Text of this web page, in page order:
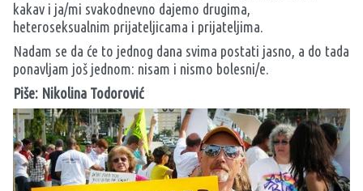
kakav i ja/mi svakodnevno dajemo drugima,
heteroseksualnim prijateljicama i prijateljima.
Nadam se da će to jednog dana svima postati jasno, a do tada
ponavljam još jednom: nisam i nismo bolesni/e.
Piše: Nikolina Todorović